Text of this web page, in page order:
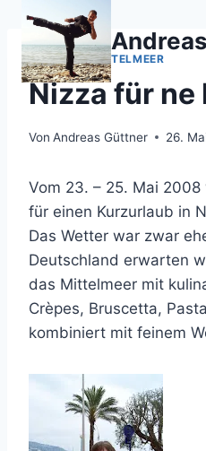
Zum
springen
MENTON|MITTELMEER
Nizza für ne
Von Andreas Güttner 26.
Vom 23. – 25. Mai
für einen Kurzurlaub in
Das Wetter war zwar
Deutschland erwarten
das Mittelmeer mit
Crèpes, Bruscetta,
kombiniert mit feinem